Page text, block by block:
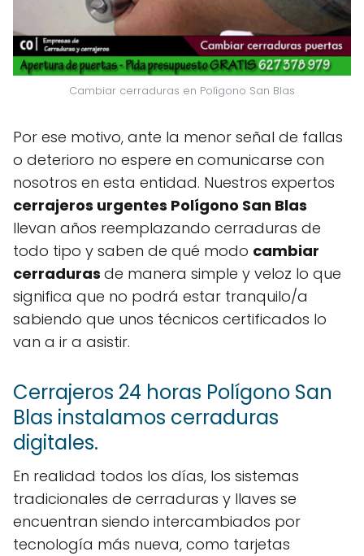
Cambiar cerraduras en Polígono San Blas
Por ese motivo, ante la menor señal de fallas
o deterioro no espere en comunicarse con
nosotros en esta entidad. Nuestros expertos
cerrajeros urgentes Polígono San Blas
llevan años reemplazando cerraduras de
todo tipo y saben de qué modo cambiar
cerraduras de manera simple y veloz lo que
significa que no podrá estar tranquilo/a
sabiendo que unos técnicos certificados lo
van a ir a asistir.
Cerrajeros 24 horas Polígono San
Blas instalamos cerraduras
digitales.
En realidad todos los días, los sistemas
tradicionales de cerraduras y llaves se
encuentran siendo intercambiados por
tecnología más nueva, como tarjetas